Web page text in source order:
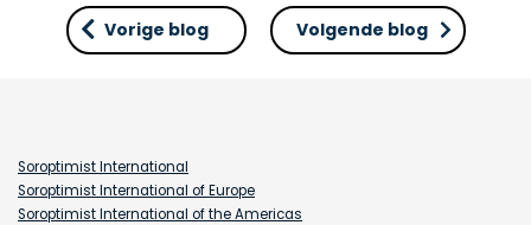
Vorige blog Volgende blog
Soroptimist International
Soroptimist International of Europe
Soroptimist International of the Americas